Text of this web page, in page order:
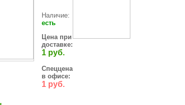
Наличие:
есть
Цена при
доставке:
1 руб.
Спеццена
в офисе:
1 руб.